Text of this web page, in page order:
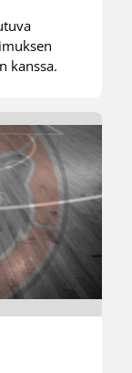
kanssa.